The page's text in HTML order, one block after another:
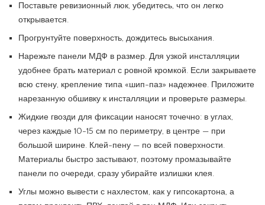
Поставьте ревизионный люк, убедитесь, что он легко
открывается.
Прогрунтуйте поверхность, дождитесь высыхания.
Нарежьте панели МДФ в размер. Для узкой инсталляции
удобнее брать материал с ровной кромкой. Если закрываете
всю стену, крепление типа «шип-паз» надежнее. Приложите
нарезанную обшивку к инсталляции и проверьте размеры.
Жидкие гвозди для фиксации наносят точечно: в углах,
через каждые 10-15 см по периметру, в центре — при
большой ширине. Клей-пену — по всей поверхности.
Материалы быстро застывают, поэтому промазывайте
панели по очереди, сразу убирайте излишки клея.
Углы можно вывести с нахлестом, как у гипсокартона, а